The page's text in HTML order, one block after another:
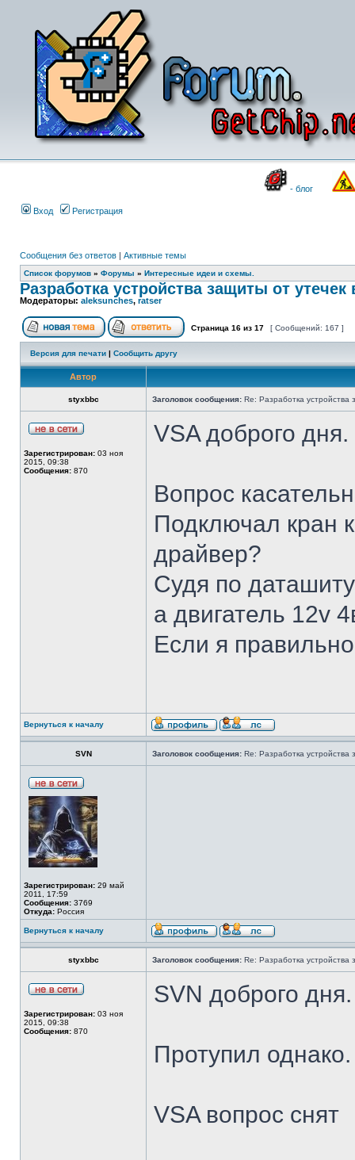
- блог
Вход Регистрация
Сообщения без ответов | Активные темы
Список форумов » Форумы » Интересные идеи и схемы.
Разработка устройства защиты от
Модераторы: aleksunches, ratser
Страница 16 из 17 [ Сообщений: 167 ]
Версия для печати | Сообщить другу
Автор
styxbbc Заголовок сообщения: Re: Разработка устройства
Зарегистрирован: 03 ноя
2015, 09:38
Сообщения: 870
VSA доброго дня.
Вопрос
Подключал кран
драйвер?
Судя по
а двигатель 12v
Если я
Вернуться к началу
SVN Заголовок сообщения: Re: Разработка устройства
Зарегистрирован: 29 май
2011, 17:59
Сообщения: 3769
Откуда: Россия
Вернуться к началу
styxbbc Заголовок сообщения: Re: Разработка устройства
Зарегистрирован: 03 ноя
2015, 09:38
Сообщения: 870
SVN доброго дня.
Протупил однако.
VSA вопрос снят